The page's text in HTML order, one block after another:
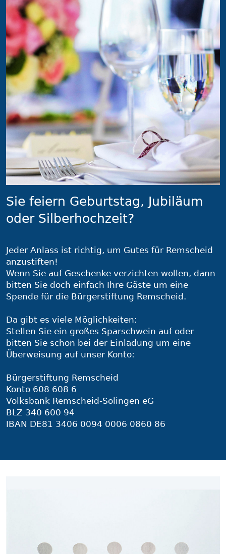
Sie feiern Geburtstag, Jubiläum
oder Silberhochzeit?
Jeder Anlass ist richtig, um Gutes für Remscheid
anzustiften!
Wenn Sie auf Geschenke verzichten wollen, dann
bitten Sie doch einfach Ihre Gäste um eine
Spende für die Bürgerstiftung Remscheid.
Da gibt es viele Möglichkeiten:
Stellen Sie ein großes Sparschwein auf oder
bitten Sie schon bei der Einladung um eine
Überweisung auf unser Konto:
Bürgerstiftung Remscheid
Konto 608 608 6
Volksbank Remscheid-Solingen eG
BLZ 340 600 94
IBAN DE81 3406 0094 0006 0860 86